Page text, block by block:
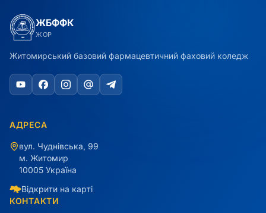
ЖБФФК
ЖОР
Житомирський базовий фармацевтичний фаховий коледж
АДРЕСА
вул. Чуднівська, 99
м. Житомир
10005 Україна
Відкрити на карті
КОНТАКТИ